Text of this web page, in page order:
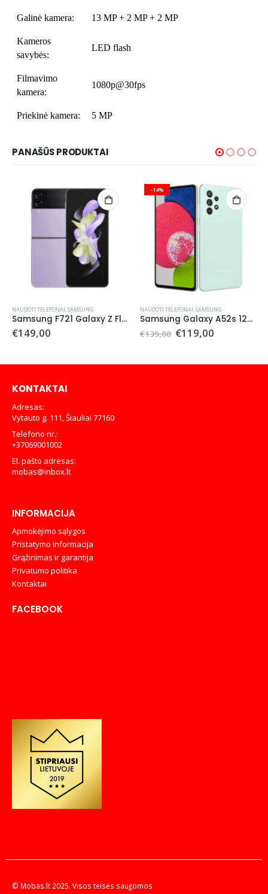
Galinė kamera: 13 MP + 2 MP + 2 MP
Kameros
savybės:
LED flash
Filmavimo
kamera:
1080p@30fps
Priekinė kamera: 5 MP
PANAŠŪS PRODUKTAI
NAUDOTI TELEFONAI SAMSUNG
Samsung F721 Galaxy Z Flip 4 512 GB (naudotas)
€149,00
-14%
NAUDOTI TELEFONAI SAMSUNG
Samsung Galaxy A52s 128 GB (naudotas)
€139,00 Original
€139,00.
€119,00Current
€119,00.
KONTAKTAI
Adresas:
Vytauto g. 111, Šiauliai 77160
Telefono nr.:
+37069001002
El. pašto adresas:
mobas@inbox.lt
INFORMACIJA
Apmokėjimo sąlygos
Pristatymo informacija
Grąžinimas ir garantija
Privatumo politika
Kontaktai
FACEBOOK
© Mobas.lt 2025. Visos teisės saugomos